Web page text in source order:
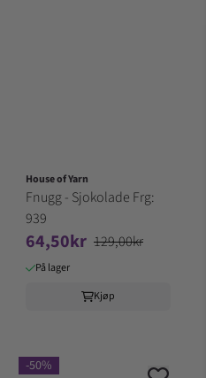
House of Yarn
Fnugg - Sjokolade Frg:
939
64,50kr 129,00kr
På lager
Kjøp
-50%